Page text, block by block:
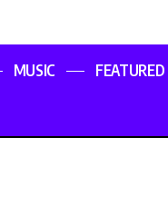
MUSIC FEATURED